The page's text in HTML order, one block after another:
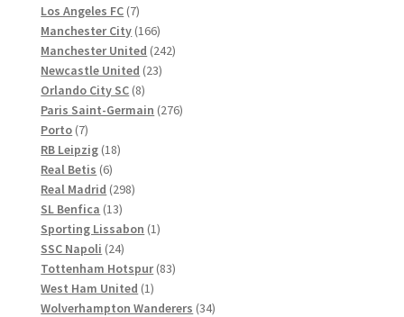
Produkte
Los Angeles FC 77
Produkte
Manchester City 166166
Produkte
Manchester United 242242
Newcastle United 2323
Orlando City SC 88
Produkte
Paris Saint-Germain 276276
Porto 77
Produkte
RB Leipzig 1818
Real Betis 66
Produkte
Real Madrid 298298
SL Benfica 1313
Produkte
Sporting Lissabon 11
SSC Napoli 2424
Produkte
Tottenham Hotspur 8383
West Ham United 11
Produkt
Wolverhampton Wanderers 3434